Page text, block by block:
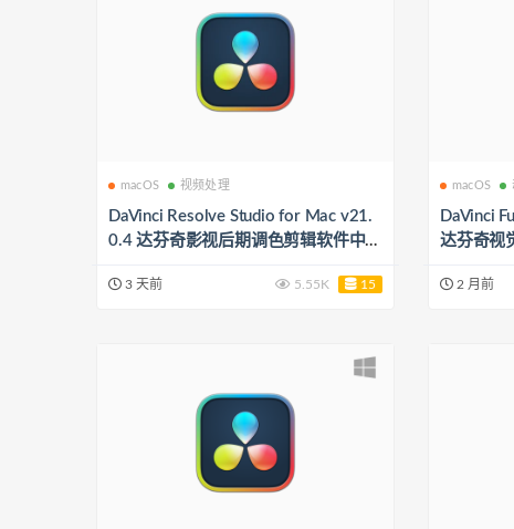
macOS 视频处理
DaVinci Resolve Studio for Mac v21.
0.4 达芬奇影视后期调色剪辑软件中文
3 天前 5.55K 15
macOS
DaVinci
达芬奇视
2 月前